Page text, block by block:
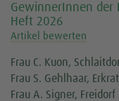
GewinnerInnen der
Heft 2026
Artikel bewerten
Frau C. Kuon,
Frau S. Gehlhaar,
Frau A. Signer, Freidorf